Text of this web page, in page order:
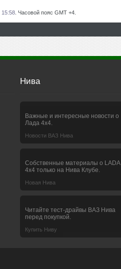
15:58 . Часовой пояс GMT +4.
Нива
Важные и интересные новости о
Лада 4х4.
Новости ВАЗ Нива
Собственные материалы о LADA
4x4 только на Нива Клубе.
Новая Нива
Читайте тест-драйвы ВАЗ Нива
перед покупкой.
Купить Ниву